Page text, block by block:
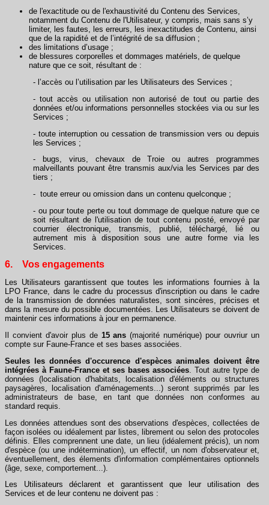
de l'exactitude ou de l'exhaustivité du Contenu des Services,
notamment du Contenu de l'Utilisateur, y compris, mais sans s’y
limiter, les fautes, les erreurs, les inexactitudes de Contenu, ainsi
que de la rapidité et de l’intégrité de sa diffusion ;
des limitations d’usage ;
de blessures corporelles et dommages matériels, de quelque
nature que ce soit, résultant de :
- l’accès ou l’utilisation par les Utilisateurs des Services ;
- tout accès ou utilisation non autorisé de tout ou partie des
données et/ou informations personnelles stockées via ou sur les
Services ;
- toute interruption ou cessation de transmission vers ou depuis
les Services ;
- bugs, virus, chevaux de Troie ou autres programmes
malveillants pouvant être transmis aux/via les Services par des
tiers ;
- toute erreur ou omission dans un contenu quelconque ;
- ou pour toute perte ou tout dommage de quelque nature que ce
soit résultant de l'utilisation de tout contenu posté, envoyé par
courrier électronique, transmis, publié, téléchargé, lié ou
autrement mis à disposition sous une autre forme via les
Services.
6. Vos engagements
Les Utilisateurs garantissent que toutes les informations fournies à la
LPO France, dans le cadre du processus d'inscription ou dans le cadre
de la transmission de données naturalistes, sont sincères, précises et
dans la mesure du possible documentées. Les Utilisateurs se doivent de
maintenir ces informations à jour en permanence.
Il convient d'avoir plus de 15 ans (majorité numérique) pour ouvriur un
compte sur Faune-France et ses bases associées.
Seules les données d'occurence d'espèces animales doivent être
intégrées à Faune-France et ses bases associées . Tout autre type de
données (localisation d'habitats, localisation d'éléments ou structures
paysagères, localisation d'aménagements...) seront supprimés par les
administrateurs de base, en tant que données non conformes au
standard requis.
Les données attendues sont des observations d'espèces, collectées de
façon isolées ou idéalement par listes, librement ou selon des protocoles
définis. Elles comprennent une date, un lieu (idéalement précis), un nom
d'espèce (ou une indétermination), un effectif, un nom d'observateur et,
éventuellement, des élements d'information complémentaires optionnels
(âge, sexe, comportement...).
Les Utilisateurs déclarent et garantissent que leur utilisation des
Services et de leur contenu ne doivent pas :